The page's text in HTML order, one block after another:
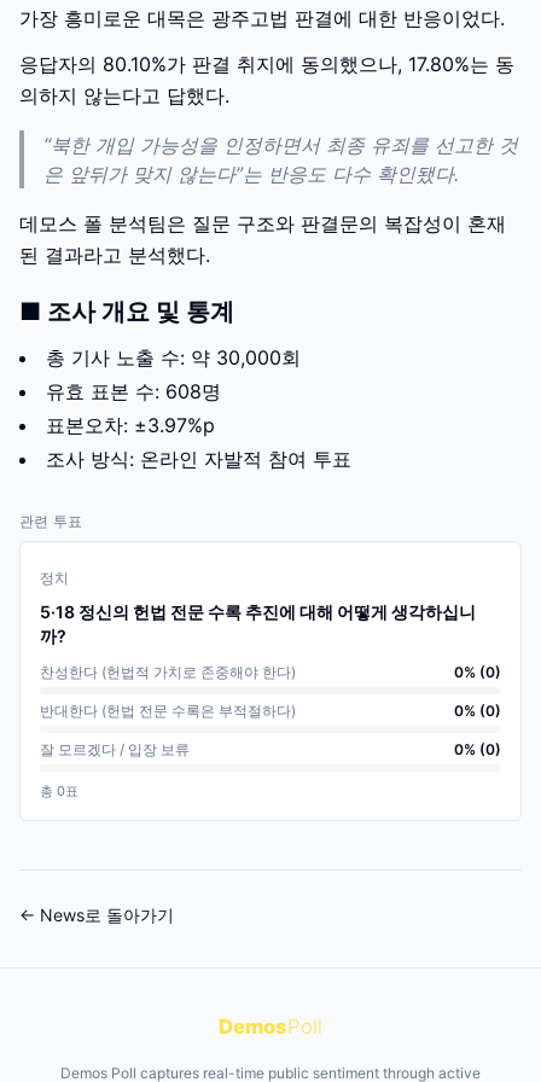
가장 흥미로운 대목은 광주고법 판결에 대한 반응이었다.
응답자의 80.10%가 판결 취지에 동의했으나, 17.80%는 동
의하지 않는다고 답했다.
“북한 개입 가능성을 인정하면서 최종 유죄를 선고한 것
은 앞뒤가 맞지 않는다”는 반응도 다수 확인됐다.
데모스 폴 분석팀은 질문 구조와 판결문의 복잡성이 혼재
된 결과라고 분석했다.
■ 조사 개요 및 통계
총 기사 노출 수: 약 30,000회
유효 표본 수: 608명
표본오차: ±3.97%p
조사 방식: 온라인 자발적 참여 투표
관련 투표
정치
5·18 정신의 헌법 전문 수록 추진에 대해 어떻게 생각하십니
까?
찬성한다 (헌법적 가치로 존중해야 한다) 0% (0)
반대한다 (헌법 전문 수록은 부적절하다) 0% (0)
잘 모르겠다 / 입장 보류 0% (0)
총 0표
← News로 돌아가기
DemosPoll
Demos Poll captures real-time public sentiment through active